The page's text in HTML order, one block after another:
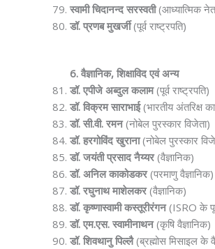
स्वामी चिदानन्द सरस्वती(आध्यात्मिक
डॉ. प्रणब मुखर्जी(पूर्व राष्ट्रपति)
6. वैज्ञानिक, शिक्षाविद एवं अन्य
डॉ. एपीजे अब्दुल कलाम(पूर्व राष्ट्रपति)
डॉ. विक्रम साराभाई(भारतीय अंतरिक्ष
डॉ. सी.वी. रमन(नोबेल पुरस्कार विजेता)
डॉ. हरगोविंद खुराना(नोबेल पुरस्कार
डॉ. जयंती प्रसाद नैय्यर(वैज्ञानिक)
डॉ. अनिल काकोडकर(परमाणु वैज्ञानिक)
डॉ. रघुनाथ माशेलकर(वैज्ञानिक)
डॉ. कृष्णास्वामी कस्तूरीरंगन(ISRO के
डॉ. एम.एस. स्वामीनाथन(कृषि वैज्ञानिक)
डॉ. शिवथानु पिल्लै(ब्रह्मोस मिसाइल के